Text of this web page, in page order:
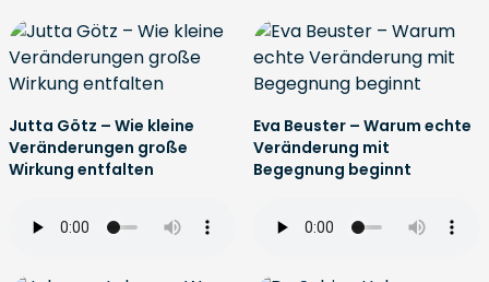
Jutta Götz – Wie kleine
Veränderungen große
Wirkung entfalten
Eva Beuster – Warum echte
Veränderung mit
Begegnung beginnt